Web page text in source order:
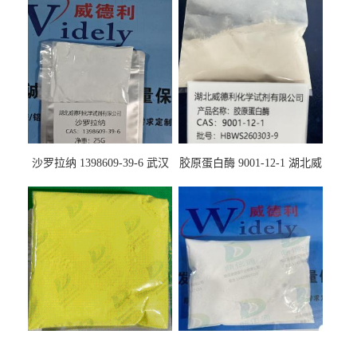
沙罗拉纳 1398609-39-6 武汉
胶原蛋白酶 9001-12-1 湖北威